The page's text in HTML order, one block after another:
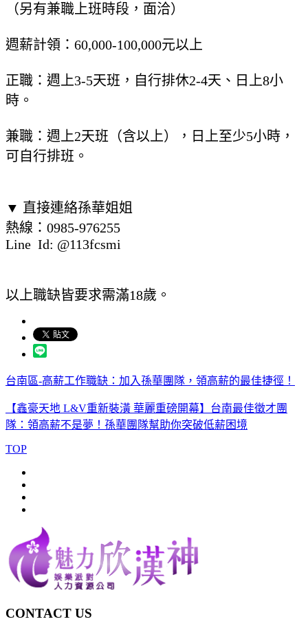
（另有兼職上班時段，面洽）
週薪計領：60,000-100,000元以上
正職：週上3-5天班，自行排休2-4天、日上8小
時。
兼職：週上2天班（含以上），日上至少5小時，
可自行排班。
▼ 直接連絡孫華姐姐
熱線：0985-976255
Line Id: @113fcsmi
以上職缺皆要求需滿18歲。
台南區-高薪工作職缺：加入孫華團隊，領高薪的最佳捷徑！
【鑫豪天地 L&V重新裝潢 華麗重磅開幕】台南最佳徵才團
隊：領高薪不是夢！孫華團隊幫助你突破低薪困境
TOP
CONTACT US